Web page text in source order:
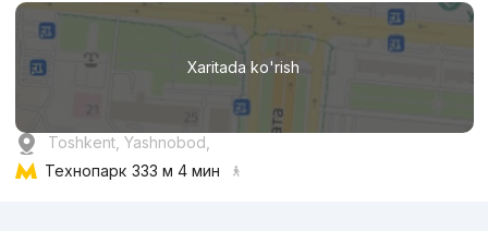
Xaritada ko'rish
Toshkent, Yashnobod,
Технопарк 333 м 4 мин